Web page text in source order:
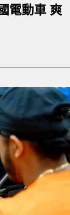
電動車 爽